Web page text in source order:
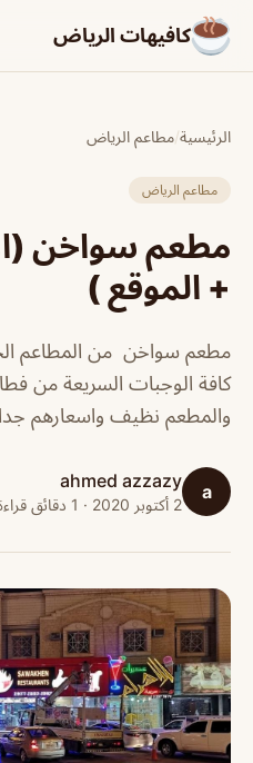
كافيهات الرياض
الرئيسية/مطاعم الرياض
مطاعم الرياض
مطعم سواخن
+ الموقع )
مطعم سواخن من المطاعم
كافة الوجبات السريعة من
والمطعم نظيف واسعارهم
a
ahmed azzazy
2 أكتوبر 2020 · 1 دقائق قراءة